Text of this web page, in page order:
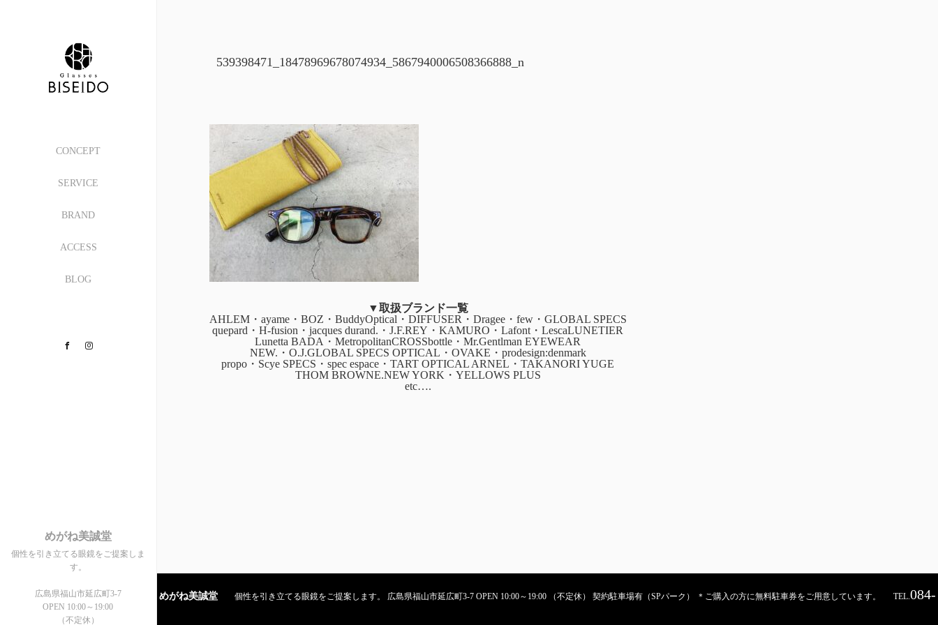
CONCEPT
SERVICE
BRAND
ACCESS
BLOG
Facebook
めがね美誠堂
個性を引き立てる眼鏡をご提案しま
す。
広島県福山市延広町3-7
OPEN 10:00～19:00
（不定休）
539398471_18478969678074934_5867940006508366888_n
▼取扱ブランド一覧
AHLEM・ayame・BOZ・BuddyOptical・DIFFUSER・Dragee・few・GLOBAL SPECS
quepard・H-fusion・jacques durand.・J.F.REY・KAMURO・Lafont・LescaLUNETIER
Lunetta BADA・MetropolitanCROSSbottle・Mr.Gentlman EYEWEAR
NEW.・O.J.GLOBAL SPECS OPTICAL・OVAKE・prodesign:denmark
propo・Scye SPECS・spec espace・TART OPTICAL ARNEL・TAKANORI YUGE
THOM BROWNE.NEW YORK・YELLOWS PLUS
etc….
めがね美誠堂 個性を引き立てる眼鏡をご提案します。 広島県福山市延広町3-7 OPEN 10:00～19:00 （不定休） 契約駐車場有（SPパーク） ＊ご購入の方に無料駐車券をご用意しています。 TEL.084-